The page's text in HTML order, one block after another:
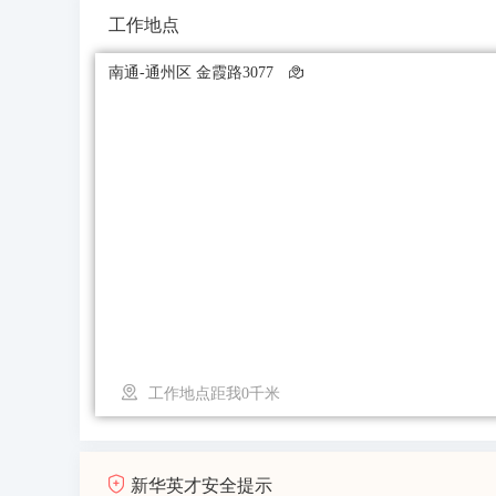
工作地点
南通-通州区 金霞路3077
工作地点距我0千米
新华英才安全提示